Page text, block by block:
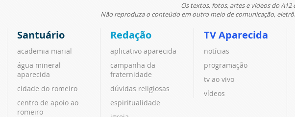
Os textos, fotos, artes e vídeos do
Não reproduza o conteúdo em outro meio de comunicação,
Santuário
academia marial
água mineral
aparecida
cidade do romeiro
centro de apoio ao
romeiro
Redação
aplicativo aparecida
campanha da
fraternidade
dúvidas religiosas
espiritualidade
TV Aparecida
notícias
programação
tv ao vivo
vídeos